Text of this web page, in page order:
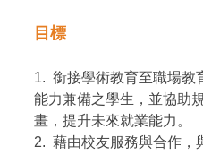
目標
1. 銜接學術教育至職場教
能力兼備之學生，並協助
畫，提升未來就業能力。
2. 藉由校友服務與合作，